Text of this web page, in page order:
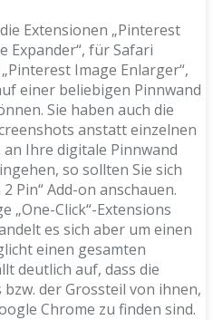
Extensionen „Pinterest
Expander“, für Safari
Image Enlarger“,
einer beliebigen Pinnwand
Sie haben auch die
anstatt einzelnen
Ihre digitale Pinnwand
so sollten Sie sich
Pin“ Add-on anschauen.
„One-Click“-Extensions
es sich aber um einen
einen gesamten
deutlich auf, dass die
der Grossteil von ihnen,
Chrome zu finden sind.